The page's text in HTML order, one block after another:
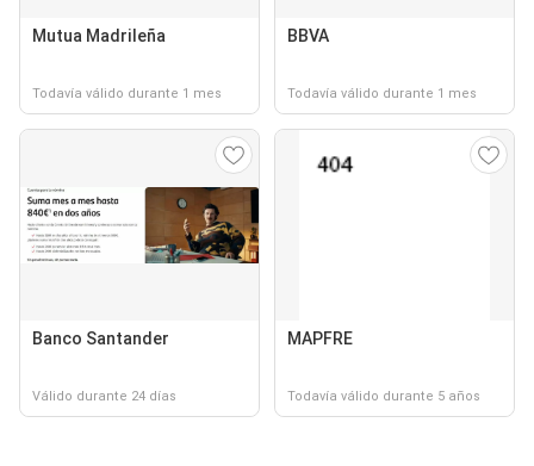
Mutua Madrileña
Todavía válido durante 1 mes
BBVA
Todavía válido durante 1 mes
Banco Santander
Válido durante 24 días
MAPFRE
Todavía válido durante 5 años